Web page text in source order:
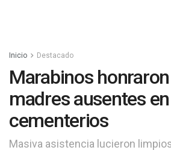
Inicio Destacado
Marabinos
madres ausentes en
cementerios
Masiva asistencia lucieron